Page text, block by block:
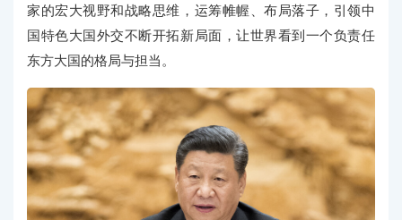
家的宏大视野和战略思维，运筹帷幄、布局落子，引领中
国特色大国外交不断开拓新局面，让世界看到一个负责任
东方大国的格局与担当。